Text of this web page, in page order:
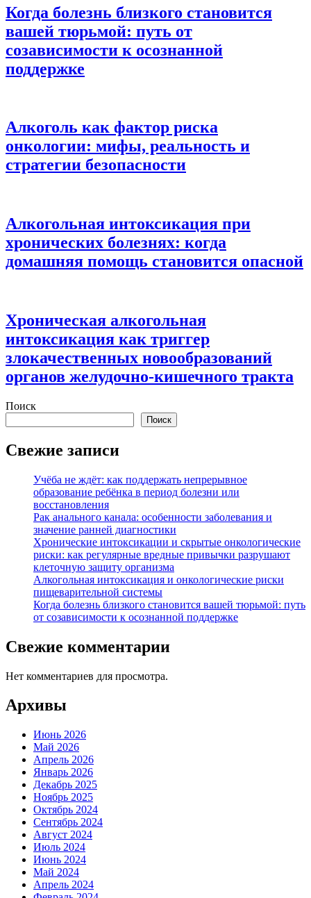
Когда болезнь близкого становится
вашей тюрьмой: путь от
созависимости к осознанной
поддержке
Алкоголь как фактор риска
онкологии: мифы, реальность и
стратегии безопасности
Алкогольная интоксикация при
хронических болезнях: когда
домашняя помощь становится опасной
Хроническая алкогольная
интоксикация как триггер
злокачественных новообразований
органов желудочно-кишечного тракта
Поиск
Поиск
Свежие записи
Учёба не ждёт: как поддержать непрерывное
образование ребёнка в период болезни или
восстановления
Рак анального канала: особенности заболевания и
значение ранней диагностики
Хронические интоксикации и скрытые онкологические
риски: как регулярные вредные привычки разрушают
клеточную защиту организма
Алкогольная интоксикация и онкологические риски
пищеварительной системы
Когда болезнь близкого становится вашей тюрьмой: путь
от созависимости к осознанной поддержке
Свежие комментарии
Нет комментариев для просмотра.
Архивы
Июнь 2026
Май 2026
Апрель 2026
Январь 2026
Декабрь 2025
Ноябрь 2025
Октябрь 2024
Сентябрь 2024
Август 2024
Июль 2024
Июнь 2024
Май 2024
Апрель 2024